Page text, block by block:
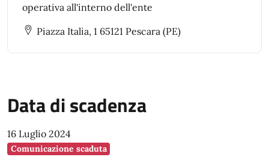
operativa all'interno dell'ente
Piazza Italia, 1 65121 Pescara (PE)
Data di scadenza
16 Luglio 2024
Comunicazione scaduta